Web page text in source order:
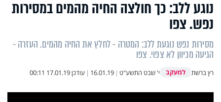
נוגע ללב: כך חולצה החיה מהמים במסירות
נפש. צפו
מסירות נפש נוגעת ללב: המטרה - לחלץ את החיה מהמים. העזרה -
הגיעה מכיוון לא צפוי. צפו
רץ ברשת למעקב י' שבט התשע"ט |
16.01.19
| עודכן17.01.19 00:11